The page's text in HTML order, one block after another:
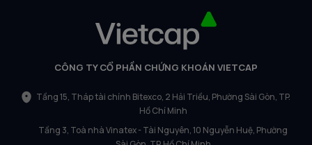
CÔNG TY CỔ PHẦN CHỨNG KHOÁN VIETCAP
Tầng 15, Tháp tài chính Bitexco, 2 Hải Triều, Phường Sài Gòn, TP.
Hồ Chí Minh
Tầng 3, Toà nhà Vinatex - Tài Nguyên, 10 Nguyễn Huệ, Phường